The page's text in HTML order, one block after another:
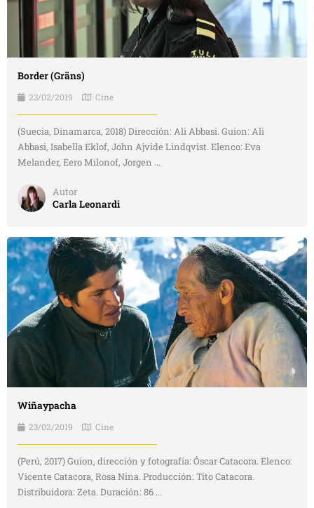
Border (Gräns)
23/02/2019 Cine
(Suecia, Dinamarca, 2018) Dirección: Ali Abbasi. Guion: Ali
Abbasi, Isabella Eklof, John Ajvide Lindqvist. Elenco: Eva
Melander, Eero Milonof, Jorgen ...
Autor
Carla Leonardi
Wiñaypacha
23/02/2019 Cine
(Perú, 2017) Guion, dirección y fotografía: Óscar Catacora. Elenco:
Vicente Catacora, Rosa Nina. Producción: Tito Catacora.
Distribuidora: Zeta. Duración: 86 ...